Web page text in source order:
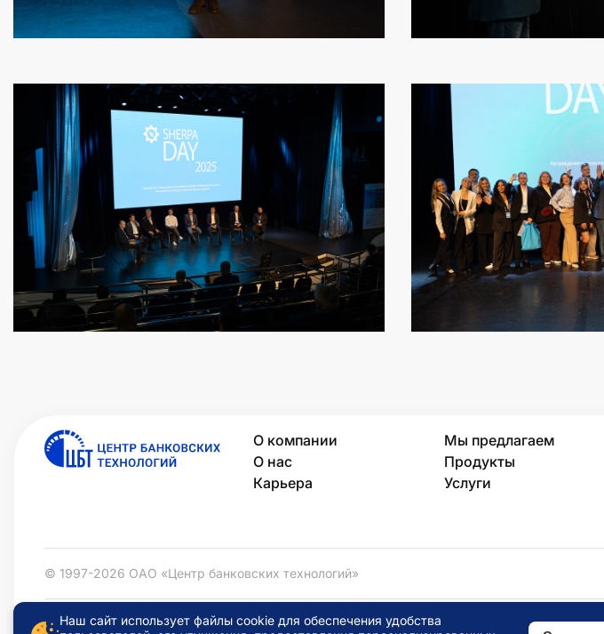
О компании
О нас
Карьера
Мы предлагаем
Продукты
Услуги
© 1997-2026 ОАО «Центр банковских технологий»
Наш сайт использует файлы cookie для обеспечения удобства